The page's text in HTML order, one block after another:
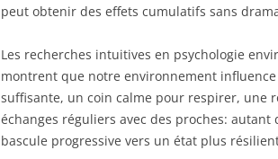
peut obtenir des effets cumulatifs sans
Les recherches intuitives en psychologie
montrent que notre environnement
suffisante, un coin calme pour respirer, une
échanges réguliers avec des proches:
bascule progressive vers un état plus